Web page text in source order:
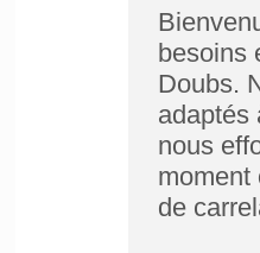
besoins
Doubs.
adaptés
nous
moment
de